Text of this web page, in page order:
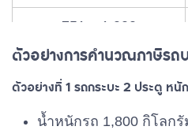
751 – 1,000
1,001 – 1,250
ตัวอย่างการคำนวณภาษีร
ตัวอย่างที่ 1 รถกระบะ 2 ประตู หนั
น้ำหนักรถ 1,800 กิโลก